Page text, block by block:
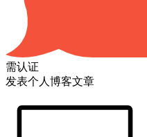
需认证
发表个人博客文章